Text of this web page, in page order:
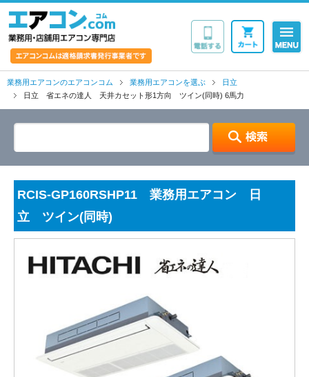
業務用エアコンのエアコンコム 業務用エアコンを選ぶ
日立
日立 省エネの達人 天井カセット形1方向 ツイン(同時) 6馬力
RCIS-GP160RSHP11 業務用エアコン 日
立 ツイン(同時)